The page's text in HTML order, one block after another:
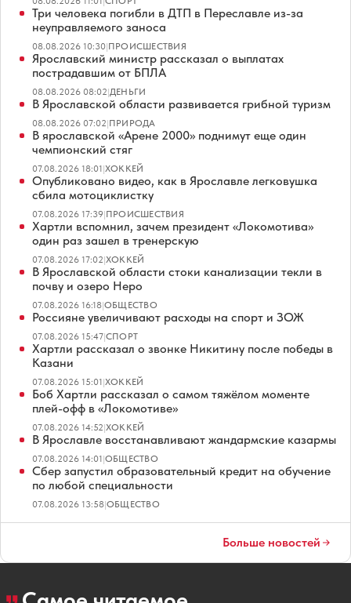
Три человека погибли в ДТП в Переславле из-за
неуправляемого заноса
08.08.2026 10:30|ПРОИСШЕСТВИЯ
Ярославский министр рассказал о выплатах
пострадавшим от БПЛА
08.08.2026 08:02|ДЕНЬГИ
В Ярославской области развивается грибной туризм
08.08.2026 07:02|ПРИРОДА
В ярославской «Арене 2000» поднимут еще один
чемпионский стяг
07.08.2026 18:01|ХОККЕЙ
Опубликовано видео, как в Ярославле легковушка
сбила мотоциклистку
07.08.2026 17:39|ПРОИСШЕСТВИЯ
Хартли вспомнил, зачем президент «Локомотива»
один раз зашел в тренерскую
07.08.2026 17:02|ХОККЕЙ
В Ярославской области стоки канализации текли в
почву и озеро Неро
07.08.2026 16:18|ОБЩЕСТВО
Россияне увеличивают расходы на спорт и ЗОЖ
07.08.2026 15:47|СПОРТ
Хартли рассказал о звонке Никитину после победы в
Казани
07.08.2026 15:01|ХОККЕЙ
Боб Хартли рассказал о самом тяжёлом моменте
плей-офф в «Локомотиве»
07.08.2026 14:52|ХОККЕЙ
В Ярославле восстанавливают жандармские казармы
07.08.2026 14:01|ОБЩЕСТВО
Сбер запустил образовательный кредит на обучение
по любой специальности
07.08.2026 13:58|ОБЩЕСТВО
Больше новостей